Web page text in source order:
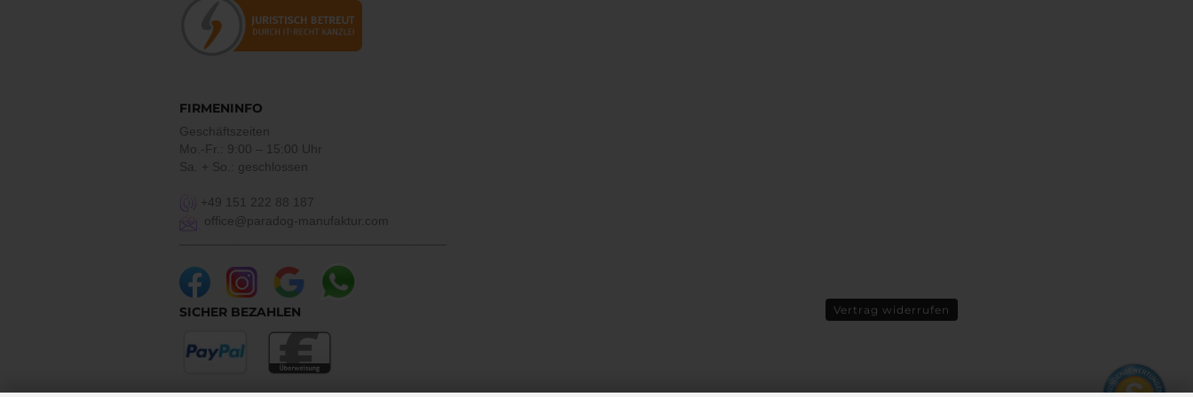
FIRMENINFO
Geschäftszeiten
Mo.-Fr.: 9:00 – 15:00 Uhr
Sa. + So.: geschlossen
+49 151 222 88 187
office@paradog-manufaktur.com
SICHER BEZAHLEN Vertrag widerrufen